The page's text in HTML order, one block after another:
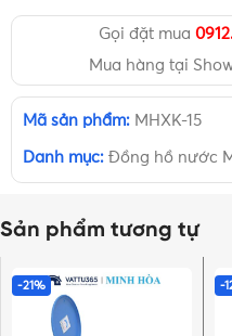
Gọi đặt mua
Mua hàng tại
Mã sản phẩm: MHXK-15
Danh mục: Đồng hồ nước
Sản phẩm tương tự
-21% -